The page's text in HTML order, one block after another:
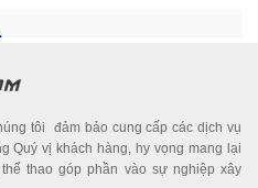
tôi đảm bảo cung cấp các dịch vụ
Quý vị khách hàng, hy vọng mang lại
thao góp phần vào sự nghiệp xây